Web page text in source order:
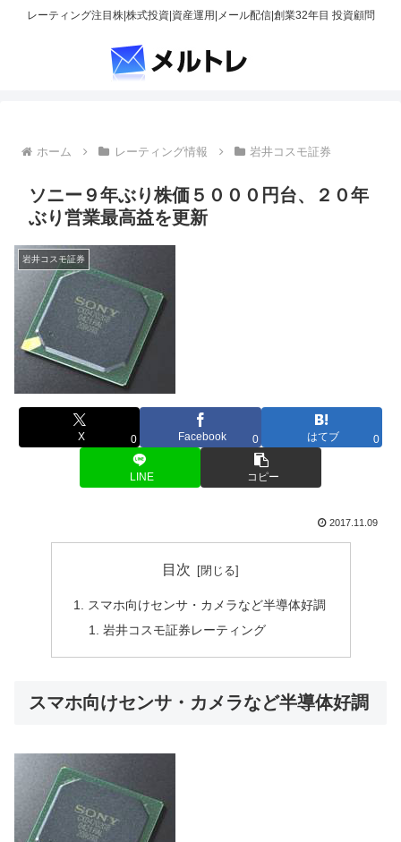
レーティング注目株|株式投資|資産運用|メール配信|創業32年目 投資顧問
ホーム レーティング情報 岩井コスモ証券
ソニー９年ぶり株価５０００円台、２０年
ぶり営業最高益を更新
岩井コスモ証券
X 0 Facebook 0 はてブ 0
LINE コピー
2017.11.09
目次
スマホ向けセンサ・カメラなど半導体好調
岩井コスモ証券レーティング
スマホ向けセンサ・カメラなど半導体好調